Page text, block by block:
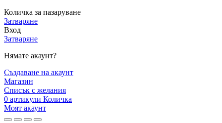
Количка за пазаруване
Затваряне
Вход
Затваряне
Нямате акаунт?
Създаване на акаунт
Магазин
Списък с желания
0 артикули Количка
Моят акаунт